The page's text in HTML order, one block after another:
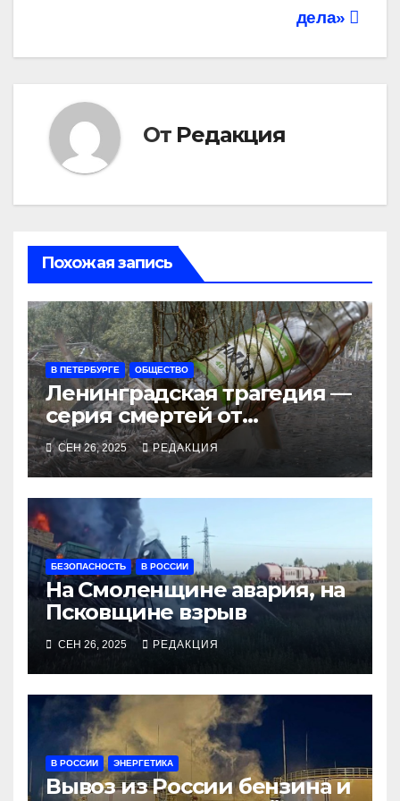
дела»
От Редакция
Похожая запись
В ПЕТЕРБУРГЕ ОБЩЕСТВО
Ленинградская трагедия —
серия смертей от
алкосуррогата
СЕН 26, 2025 РЕДАКЦИЯ
БЕЗОПАСНОСТЬ В РОССИИ
На Смоленщине авария, на
Псковщине взрыв
СЕН 26, 2025 РЕДАКЦИЯ
В РОССИИ ЭНЕРГЕТИКА
Вывоз из России бензина и